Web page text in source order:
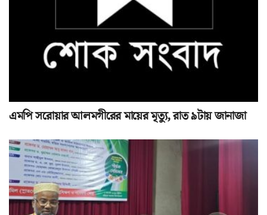
এমপি সরোয়ার আলমগীরের মায়ের মৃত্যু, রাত ৯টায় জানাজা